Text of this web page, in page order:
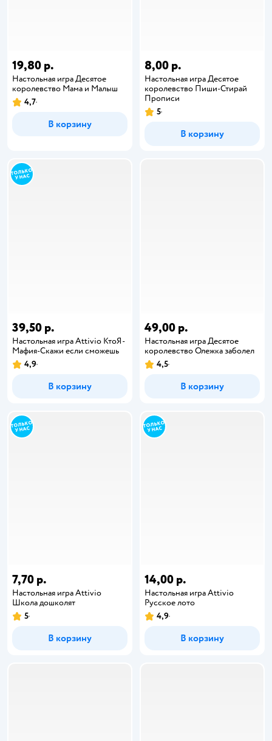
19,80 р.
Настольная игра Десятое
королевство Мама и Малыш
4,7
В корзину
8,00 р.
Настольная игра Десятое
королевство Пиши-Стирай
Прописи
5
В корзину
39,50 р.
Настольная игра Attivio КтоЯ-
Мафия-Скажи если сможешь
4,9
В корзину
49,00 р.
Настольная игра Десятое
королевство Олежка заболел
4,5
В корзину
7,70 р.
Настольная игра Attivio
Школа дошколят
5
В корзину
14,00 р.
Настольная игра Attivio
Русское лото
4,9
В корзину